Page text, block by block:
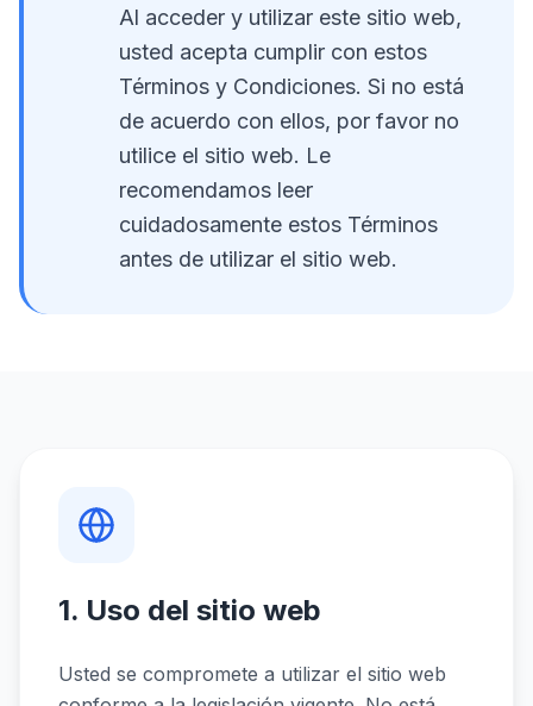
Al acceder y utilizar este sitio web,
usted acepta cumplir con estos
Términos y Condiciones. Si no está
de acuerdo con ellos, por favor no
utilice el sitio web. Le
recomendamos leer
cuidadosamente estos Términos
antes de utilizar el sitio web.
1. Uso del sitio web
Usted se compromete a utilizar el sitio web